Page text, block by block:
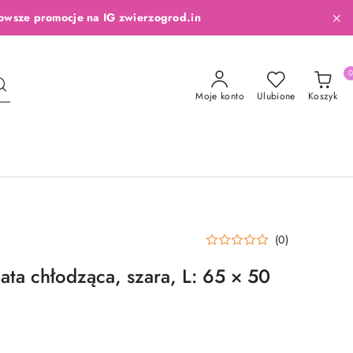
promocje na IG zwierzogrod.in
Moje konto Ulubione Koszyk
0
(0)
chłodząca, szara, L: 65 × 50